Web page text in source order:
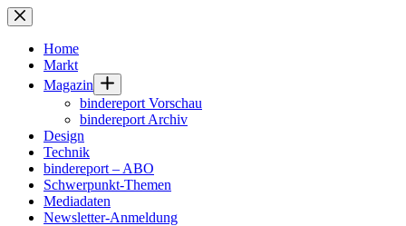
Zum
Inhalt
springenHome
Markt
Magazin
bindereport Vorschau
bindereport Archiv
Design
Technik
bindereport – ABO
Schwerpunkt-Themen
Mediadaten
Newsletter-Anmeldung